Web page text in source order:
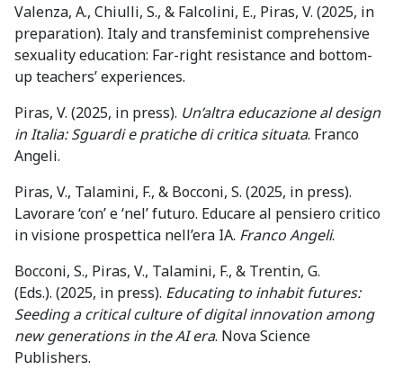
Valenza, A., Chiulli, S., & Falcolini, E., Piras, V. (2025, in
preparation). Italy and transfeminist comprehensive
sexuality education: Far-right resistance and bottom-
up teachers’ experiences.
Piras, V. (2025, in press). Un’altra educazione al design
in Italia: Sguardi e pratiche di critica situata. Franco
Angeli.
Piras, V., Talamini, F., & Bocconi, S. (2025, in press).
Lavorare ‘con’ e ‘nel’ futuro. Educare al pensiero critico
in visione prospettica nell’era IA. Franco Angeli.
Bocconi, S., Piras, V., Talamini, F., & Trentin, G.
(Eds.). (2025, in press). Educating to inhabit futures:
Seeding a critical culture of digital innovation among
new generations in the AI era. Nova Science
Publishers.